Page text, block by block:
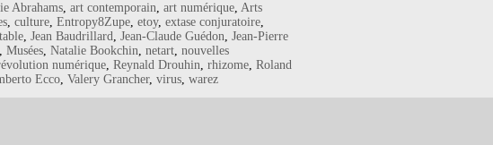
Abrahams, art contemporain, art numérique, Arts
, culture, Entropy8Zupe, etoy, extase conjuratoire,
, Jean Baudrillard, Jean-Claude Guédon, Jean-Pierre
, Musées, Natalie Bookchin, netart, nouvelles
numérique, Reynald Drouhin, rhizome, Roland
Ecco, Valery Grancher, virus, warez